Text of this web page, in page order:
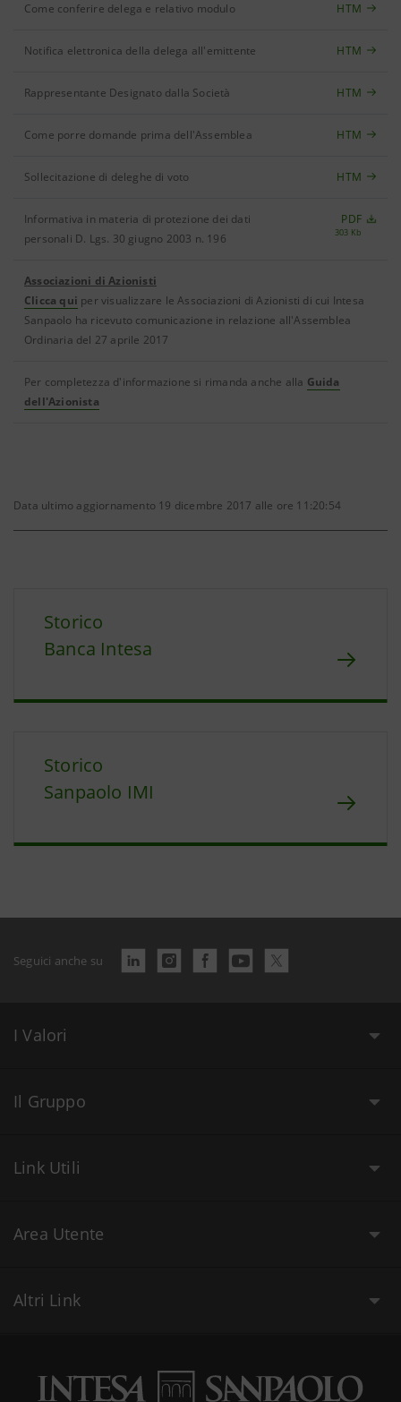
Come conferire delega e relativo modulo HTM
Notifica elettronica della delega all'emittente HTM
Rappresentante Designato dalla Società HTM
Come porre domande prima dell'Assemblea HTM
Sollecitazione di deleghe di voto HTM
Informativa in materia di protezione dei dati
personali D. Lgs. 30 giugno 2003 n. 196
PDF
303 Kb
Associazioni di Azionisti
Clicca qui per visualizzare le Associazioni di Azionisti di cui Intesa
Sanpaolo ha ricevuto comunicazione in relazione all'Assemblea
Ordinaria del 27 aprile 2017
Per completezza d'informazione si rimanda anche alla Guida
dell'Azionista
Data ultimo aggiornamento 19 dicembre 2017 alle ore 11:20:54
Storico
Banca Intesa
Storico
Sanpaolo IMI
Seguici anche su
I Valori
Il Gruppo
Link Utili
Area Utente
Altri Link